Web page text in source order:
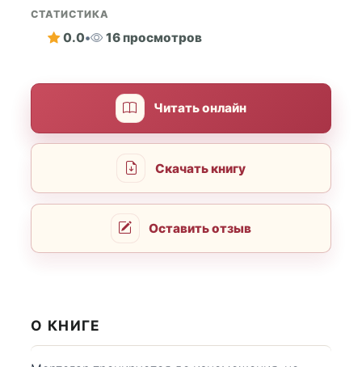
СТАТИСТИКА
0.0• 16 просмотров
Читать онлайн
Скачать книгу
Оставить отзыв
О КНИГЕ